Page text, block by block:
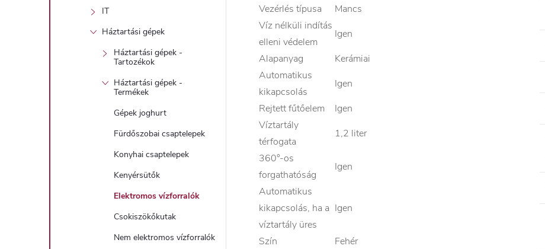
IT
Háztartási gépek
Háztartási gépek -
Tartozékok
Háztartási gépek -
Termékek
Gépek joghurt
Fürdőszobai csaptelepek
Konyhai csaptelepek
Kenyérsütők
Elektromos vízforralók
Csokiszökőkutak
Nem elektromos vízforralók
Vezérlés típusa
Mancs
Víz nélküli indítás
elleni védelem
Igen
Alapanyag
Kerámiai
Automatikus
kikapcsolás
Igen
Rejtett fűtőelem
Igen
Víztartály
térfogata
1,2 liter
360°-os
forgathatóság
Igen
Automatikus
kikapcsolás, ha a
víztartály üres
Igen
Szín
Fehér